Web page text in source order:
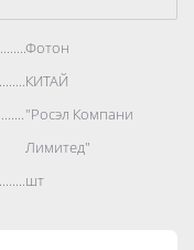
Фотон
КИТАЙ
"Росэл Компани
Лимитед"
шт